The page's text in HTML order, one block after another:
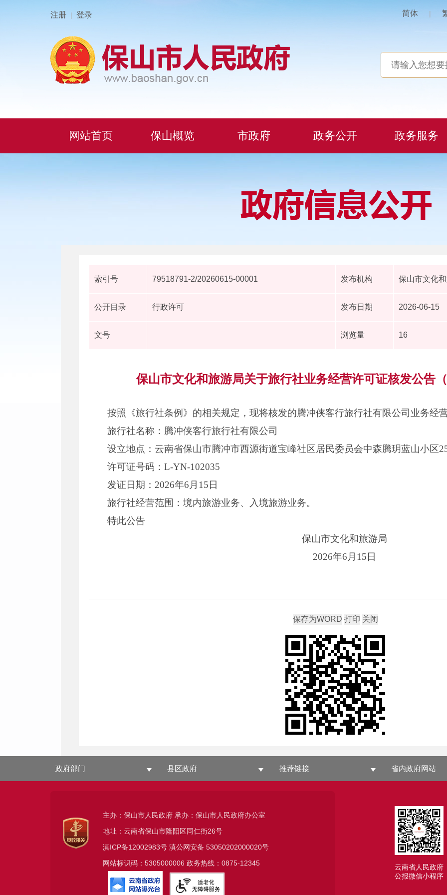
注册 | 登录 简体 |
网站首页 保山概览 市政府 政务公开 政务服务
索引号 79518791-2/20260615-00001 发布机构 保山市文化
公开目录 行政许可 发布日期 2026-06-15
文号 浏览量 16
保山市文化和旅游局关于旅行社业务经营许可证核发公告
按照《旅行社条例》的相关规定，现将核发的腾冲侠客行旅行社有限公司业务经
旅行社名称：腾冲侠客行旅行社有限公司
设立地点：云南省保山市腾冲市西源街道宝峰社区居民委员会中森腾玥蓝山小区
许可证号码：L-YN-102035
发证日期：2026年6月15日
旅行社经营范围：境内旅游业务、入境旅游业务。
特此公告
保山市文化和旅游局
2026年6月15日
政府部门 县区政府 推荐链接 省内政府网站
云南省人民政府
公报微信小程序
主办：保山市人民政府 承办：保山市人民政府办公室
地址：云南省保山市隆阳区同仁街26号
滇ICP备12002983号滇公网安备 53050202000020号
网站标识码：5305000006 政务热线：0875-12345